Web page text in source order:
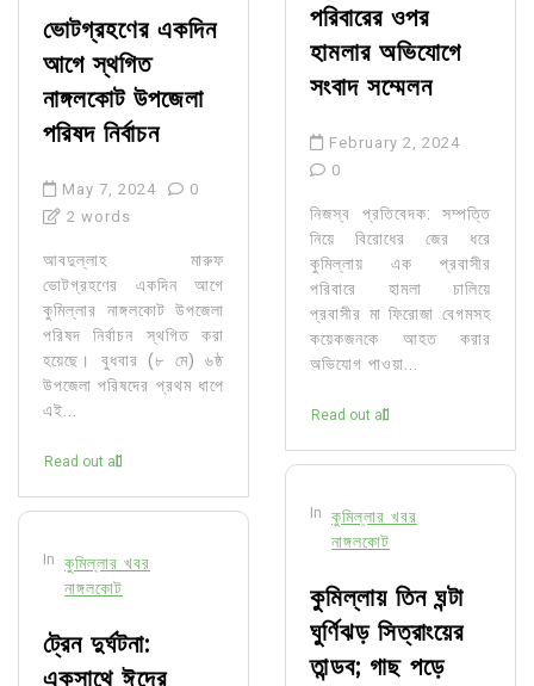
ভোটগ্রহণের একদিন
আগে স্থগিত
নাঙ্গলকোট উপজেলা
পরিষদ নির্বাচন
May 7, 2024
0
2 words
আবদুল্লাহ মারুফ
ভোটগ্রহণের একদিন আগে
কুমিল্লার নাঙ্গলকোট উপজেলা
পরিষদ নির্বাচন স্থগিত করা
হয়েছে। বুধবার (৮ মে) ৬ষ্ঠ
উপজেলা পরিষদের প্রথম ধাপে
এই...
Read out all
In কুমিল্লার খবর
নাঙ্গলকোট
ট্রেন দুর্ঘটনা:
একসাথে ঈদের
পরিবারের ওপর
হামলার অভিযোগে
সংবাদ সম্মেলন
February 2, 2024
0
নিজস্ব প্রতিবেদক: সম্পত্তি
নিয়ে বিরোধের জের ধরে
কুমিল্লায় এক প্রবাসীর
পরিবারে হামলা চালিয়ে
প্রবাসীর মা ফিরোজা বেগমসহ
কয়েকজনকে আহত করার
অভিযোগ পাওয়া...
Read out all
In কুমিল্লার খবর
নাঙ্গলকোট
কুমিল্লায় তিন ঘন্টা
ঘুর্ণিঝড় সিত্রাংয়ের
তান্ডব; গাছ পড়ে